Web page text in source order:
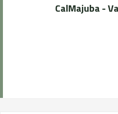
CalMajuba -